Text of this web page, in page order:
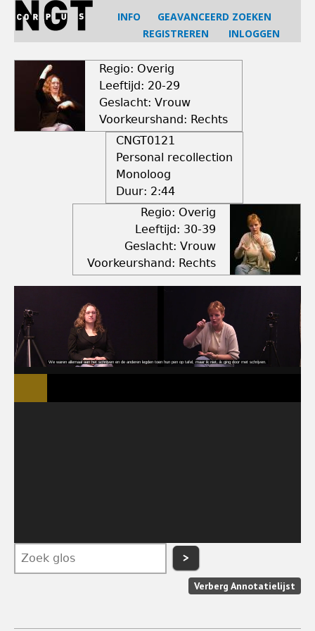
Jump
navigation
INFO
GEAVANCEERD ZOEKEN
REGISTREREN
INLOGGEN
Regio: Overig
Leeftijd: 20-29
Geslacht: Vrouw
Voorkeurshand: Rechts
CNGT0121
Personal recollection
Monoloog
Duur: 2:44
Regio: Overig
Leeftijd: 30-39
Geslacht: Vrouw
Voorkeurshand: Rechts
>
Verberg Annotatielijst